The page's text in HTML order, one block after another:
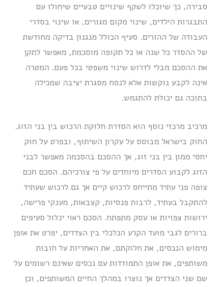
סבירה, כך שיוכלו לשקף שינויים טבעיים שיחולו עם
התבגרות הילדים, שינוי מקום מגורים, או שינוי בסדרי
העבודה של ההורים. סעיף הכולל מנגנון בדיקה מחודשת
של ההסדר כל שנה או כל תקופה מוסכמת, מאפשר לתקן
את ההסכם מבלי לדרוש שינוי משפטי בכל פעם. המטרה
אינה לקבע נוקשות אלא לנסח מסגרת יציבה שמכילה
בתוכה גם יכולת להתגמש.
מרכיב מרכזי נוסף הוא הסדרת חלוקת הרכוש בין בני הזוג.
החוק בישראל מבוסס על עקרון השיתוף, ובפרט על חוק
יחסי ממון בין בני זוג, אך ההסכם בהסכמה מאפשר לבני
הזוג לקבוע הסדרים מיוחדים על פי צורכיהם. הסכם חכם
צופה פני עתיד מתייחס לרכוש קיים אך גם לרכוש שעתיד
להתקבל בעתיד, לרבות פנסיות, קצבאות, מענקי פרישה,
ירושות צפויות או עסק מתפתח. הסכם ראוי יכלול סעיפים
ברורים לגבי מועד הקרע הכלכלי בין הצדדים, יפרט את אופן
מימוש הנכסים, את חלוקתם, את האחריות על חובות
משותפים, את אופן התמודדות עם נכסים שאינם רשומים על
שם שני הצדדים אך נוצרו במהלך החיים המשותפים, וכן